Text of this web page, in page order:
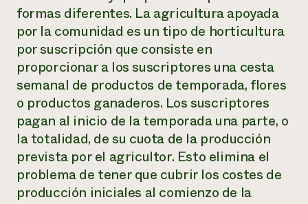
formas diferentes. La agricultura apoyada
por la comunidad es un tipo de horticultura
por suscripción que consiste en
proporcionar a los suscriptores una cesta
semanal de productos de temporada, flores
o productos ganaderos. Los suscriptores
pagan al inicio de la temporada una parte, o
la totalidad, de su cuota de la producción
prevista por el agricultor. Esto elimina el
problema de tener que cubrir los costes de
producción iniciales al comienzo de la